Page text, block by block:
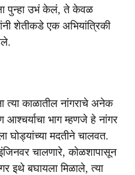
पुन्हा उभं केलं, ते केवळ
शेतीकडे एक अभियांत्रिकी
त्या काळातील नांगराचे अनेक
आश्चर्याचा भाग म्हणजे हे नांगर
घोड्यांच्या मदतीने चालवत.
इंजिनवर चालणारे, कोळशापासून
इथे बघायला मिळाले, त्या